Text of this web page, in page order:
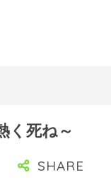
く死ね～